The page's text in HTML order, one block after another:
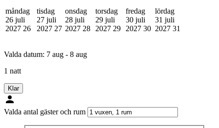
måndag
26 juli
2027 26
tisdag
27 juli
2027 27
onsdag
28 juli
2027 28
torsdag
29 juli
2027 29
fredag
30 juli
2027 30
lördag
31 juli
2027 31
Valda datum: 7 aug - 8 aug
1 natt
Klar
Valda antal gäster och rum